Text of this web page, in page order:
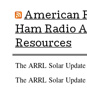
American
Ham Radio
Resources
The ARRL Solar Update
The ARRL Solar Update